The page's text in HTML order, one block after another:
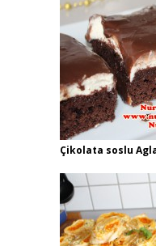
Çikolata soslu